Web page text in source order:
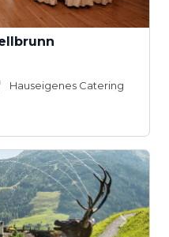
Hauseigenes Catering